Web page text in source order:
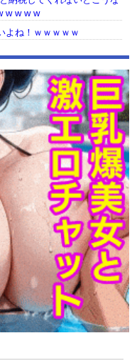
w w w w
よね！ｗｗｗｗｗ
々乱入 → スタッフが注意し